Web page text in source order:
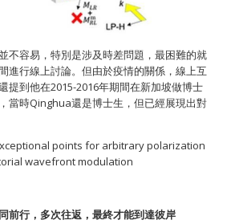
不容易，特別是涉及時差問題，最困難的就
進行線上討論。但由於疫情的關係，線上互
提到他在2015-2016年期間在新加坡做博士
當時Qinghua還是博士生，但已經展現出對
points for arbitrary polarization
wavefront modulation
前行，多次往返，最終才能到達彼岸